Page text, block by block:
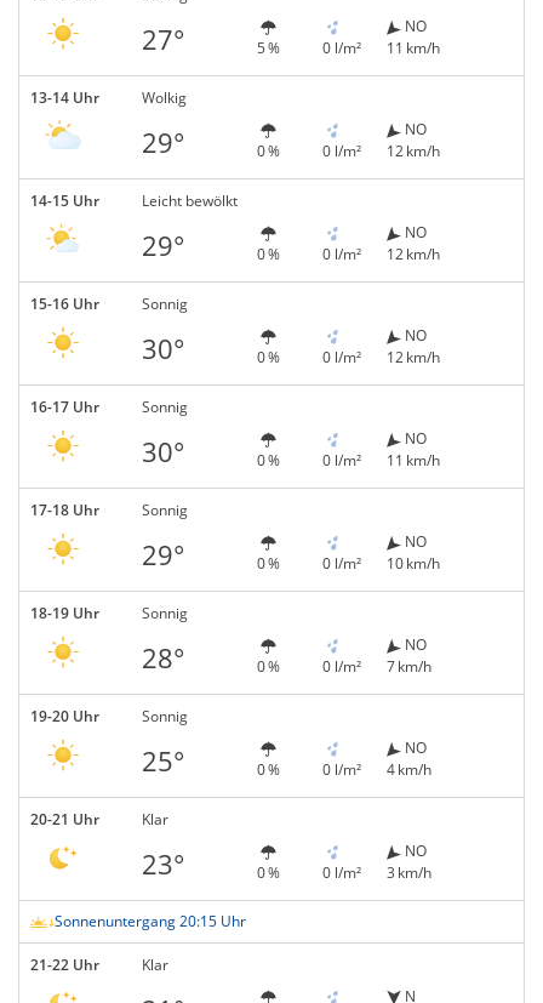
27° 5 % 0 l/m²
NO
11 km/h
13-14 Uhr Wolkig
29° 0 % 0 l/m²
NO
12 km/h
14-15 Uhr Leicht bewölkt
29° 0 % 0 l/m²
NO
12 km/h
15-16 Uhr Sonnig
30° 0 % 0 l/m²
NO
12 km/h
16-17 Uhr Sonnig
30° 0 % 0 l/m²
NO
11 km/h
17-18 Uhr Sonnig
29° 0 % 0 l/m²
NO
10 km/h
18-19 Uhr Sonnig
28° 0 % 0 l/m²
NO
7 km/h
19-20 Uhr Sonnig
25° 0 % 0 l/m²
NO
4 km/h
20-21 Uhr Klar
23° 0 % 0 l/m²
NO
3 km/h
Sonnenuntergang 20:15 Uhr
21-22 Uhr Klar
N